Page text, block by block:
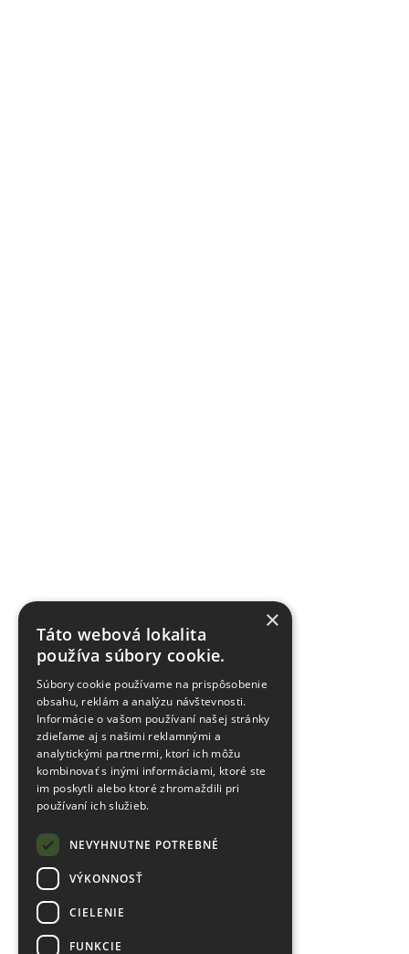
×
Táto webová lokalita
používa súbory cookie.
Súbory cookie používame na prispôsobenie
obsahu, reklám a analýzu návštevnosti.
Informácie o vašom používaní našej stránky
zdieľame aj s našimi reklamnými a
analytickými partnermi, ktorí ich môžu
kombinovať s inými informáciami, ktoré ste
im poskytli alebo ktoré zhromaždili pri
používaní ich služieb.
NEVYHNUTNE POTREBNÉ
VÝKONNOSŤ
CIELENIE
FUNKCIE